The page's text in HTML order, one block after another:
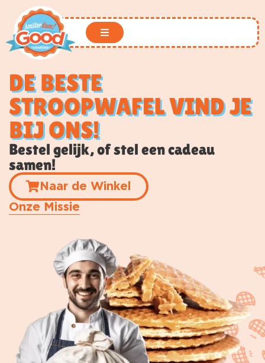
DE BESTE
STROOPWAFEL VIND JE
BIJ ONS!
Bestel gelijk, of stel een cadeau
samen!
Naar de Winkel
Onze Missie